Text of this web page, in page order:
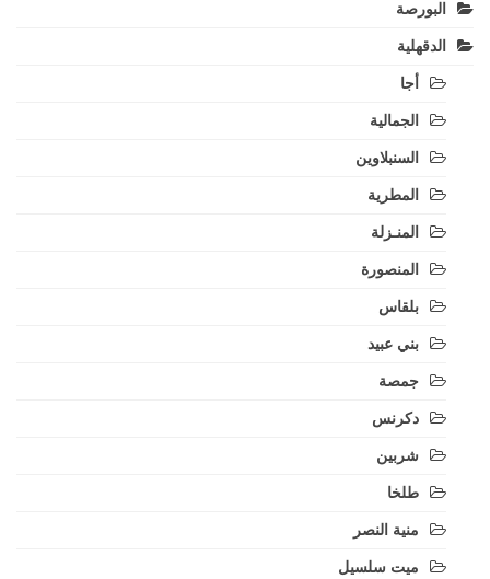
البورصة
الدقهلية
أجا
الجمالية
السنبلاوين
المطرية
المنـزلة
المنصورة
بلقاس
بني عبيد
جمصة
دكرنس
شربين
طلخا
منية النصر
ميت سلسيل